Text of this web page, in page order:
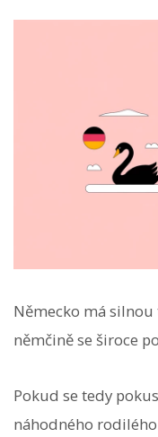
Německo má
němčině se široce
Pokud se tedy
náhodného